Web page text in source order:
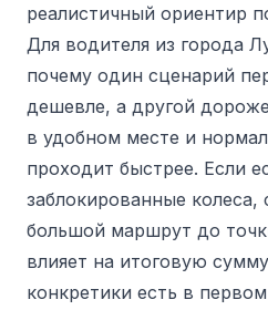
реалистичный ориентир
Для водителя из города
почему один сценарий
дешевле, а другой
в удобном месте и
проходит быстрее. Если
заблокированные
большой маршрут до
влияет на итоговую
конкретики есть в